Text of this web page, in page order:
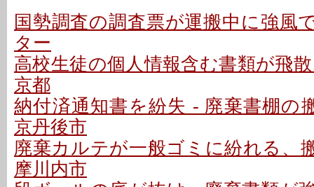
国勢調査の調査票が運搬中に強風
ター
高校生徒の個人情報含む書類が飛
京都
納付済通知書を紛失 - 廃棄書棚の
京丹後市
廃棄カルテが一般ゴミに紛れる、
摩川内市